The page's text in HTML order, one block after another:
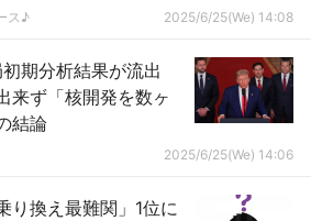
ス♪ 2025/6/25(We) 14:08
初期分析結果が流出
来ず「核開発を数ヶ
結論
2025/6/25(We) 14:06
り換え最難関」1位に